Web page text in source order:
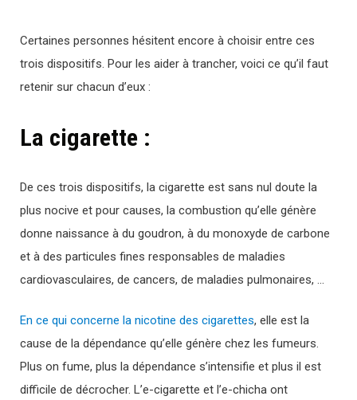
Certaines personnes hésitent encore à choisir entre ces
trois dispositifs. Pour les aider à trancher, voici ce qu’il faut
retenir sur chacun d’eux :
La cigarette :
De ces trois dispositifs, la cigarette est sans nul doute la
plus nocive et pour causes, la combustion qu’elle génère
donne naissance à du goudron, à du monoxyde de carbone
et à des particules fines responsables de maladies
cardiovasculaires, de cancers, de maladies pulmonaires, …
En ce qui concerne la nicotine des cigarettes, elle est la
cause de la dépendance qu’elle génère chez les fumeurs.
Plus on fume, plus la dépendance s’intensifie et plus il est
difficile de décrocher. L’e-cigarette et l’e-chicha ont